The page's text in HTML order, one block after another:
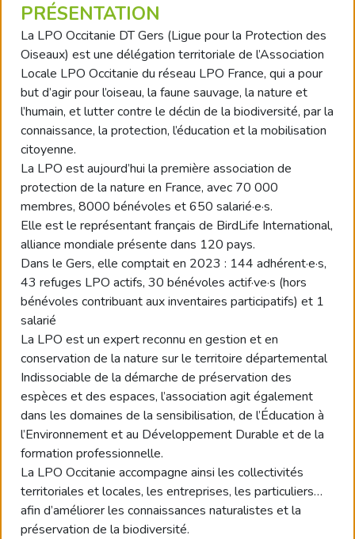
PRÉSENTATION
La LPO Occitanie DT Gers (Ligue pour la Protection des
Oiseaux) est une délégation territoriale de l’Association
Locale LPO Occitanie du réseau LPO France, qui a pour
but d’agir pour l’oiseau, la faune sauvage, la nature et
l’humain, et lutter contre le déclin de la biodiversité, par la
connaissance, la protection, l’éducation et la mobilisation
citoyenne.
La LPO est aujourd’hui la première association de
protection de la nature en France, avec 70 000
membres, 8000 bénévoles et 650 salarié·e·s.
Elle est le représentant français de BirdLife International,
alliance mondiale présente dans 120 pays.
Dans le Gers, elle comptait en 2023 : 144 adhérent·e·s,
43 refuges LPO actifs, 30 bénévoles actif·ve·s (hors
bénévoles contribuant aux inventaires participatifs) et 1
salarié
La LPO est un expert reconnu en gestion et en
conservation de la nature sur le territoire départemental
Indissociable de la démarche de préservation des
espèces et des espaces, l’association agit également
dans les domaines de la sensibilisation, de l’Éducation à
l’Environnement et au Développement Durable et de la
formation professionnelle.
La LPO Occitanie accompagne ainsi les collectivités
territoriales et locales, les entreprises, les particuliers…
afin d’améliorer les connaissances naturalistes et la
préservation de la biodiversité.